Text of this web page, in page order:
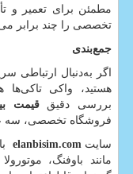
مطمئن برای تعمیر و
تخصصی را چند برابر
جمع‌بندی
اگر به‌دنبال ارتباطی
هستید، واکی تاکی‌ها
بررسی دقیققیمت
فروشگاه تخصصی، سه
سایت elanbisim.com
مانند باوفنگ،